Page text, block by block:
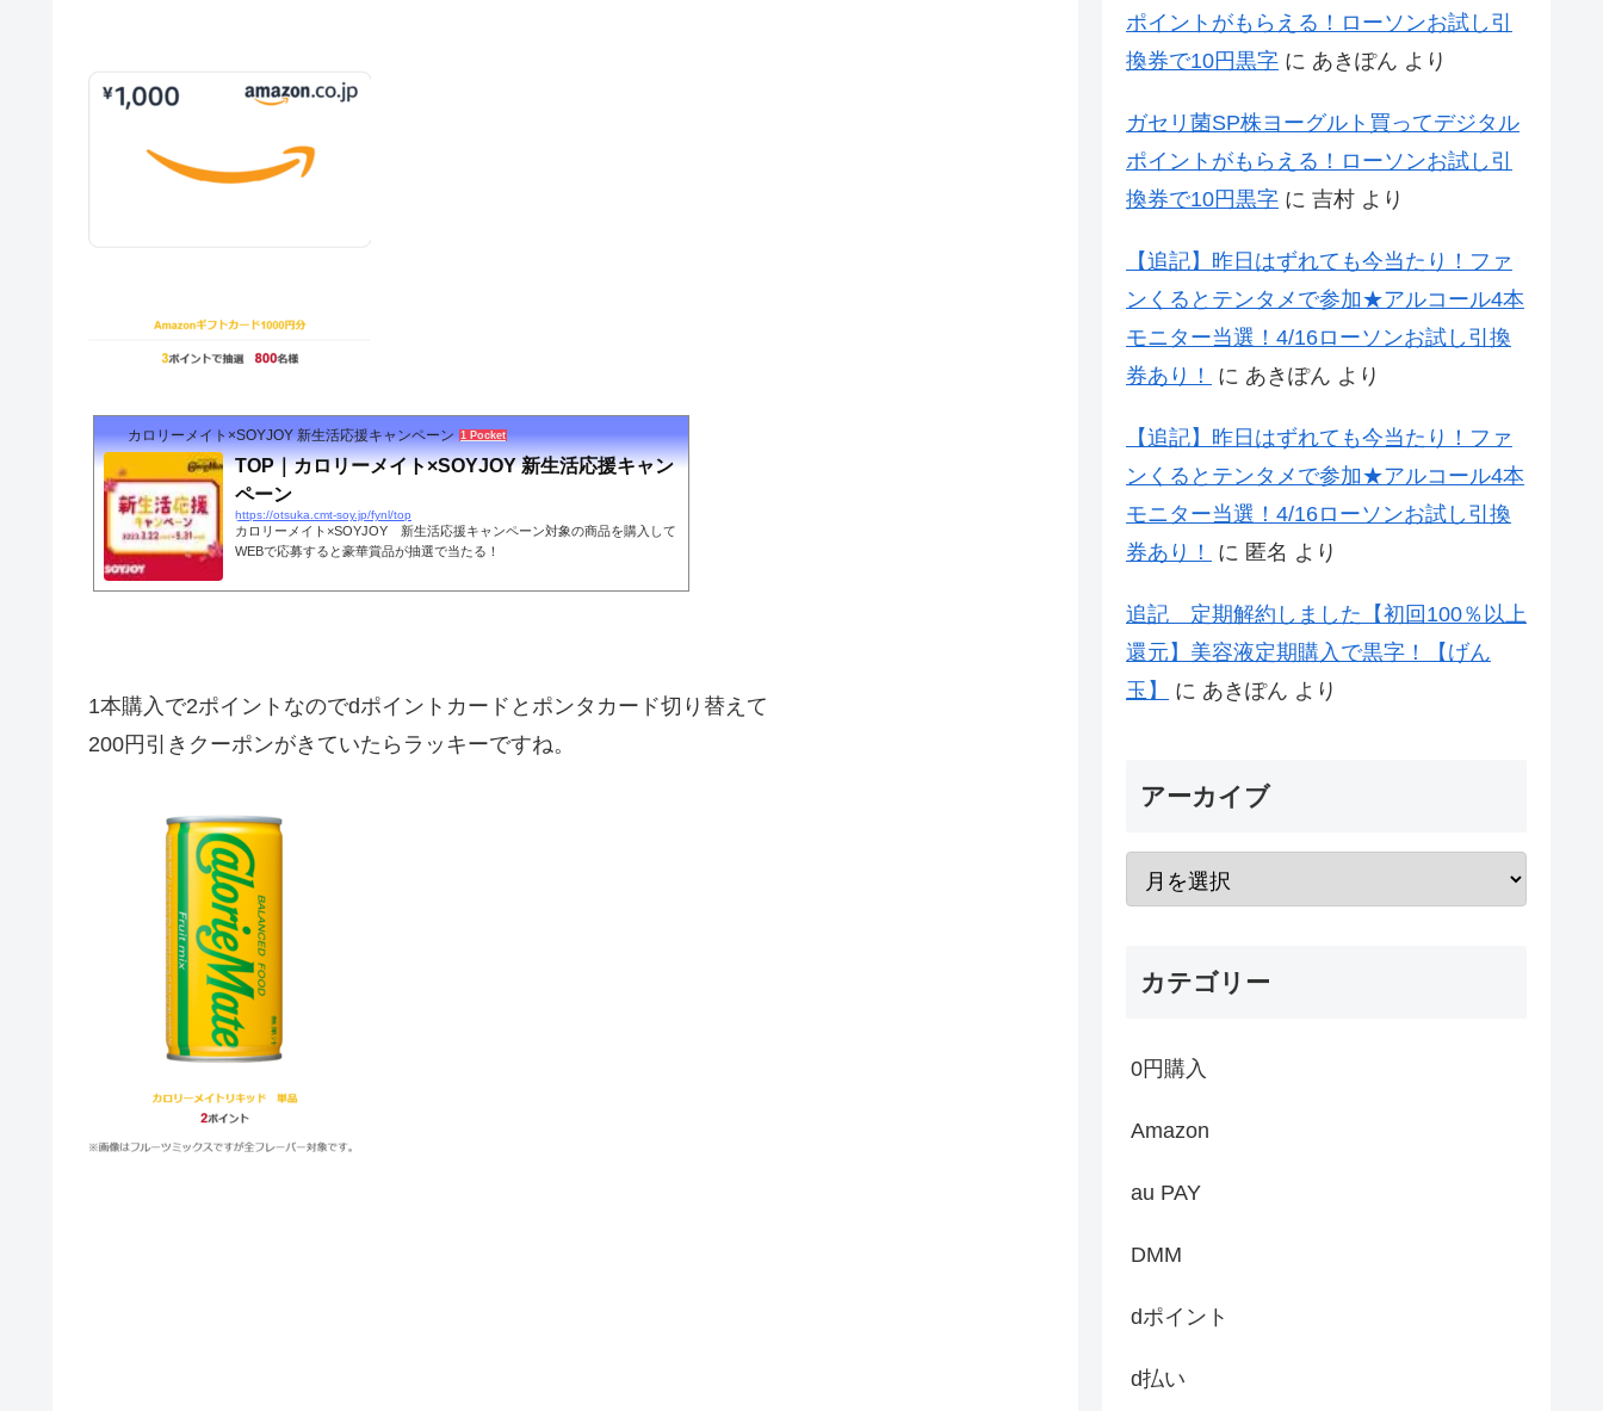
カロリーメイト×SOYJOY 新生活応援キャンペーン 1 Pocket
TOP｜カロリーメイト×SOYJOY 新生活応援キャン
ペーン
https://otsuka.cmt-soy.jp/fynl/top
カロリーメイト×SOYJOY 新生活応援キャンペーン対象の商品を購入して
WEBで応募すると豪華賞品が抽選で当たる！
1本購入で2ポイントなのでdポイントカードとポンタカード切り替えて
200円引きクーポンがきていたらラッキーですね。
ポイントがもらえる！ローソンお試し引
換券で10円黒字 に あきぽん より
ガセリ菌SP株ヨーグルト買ってデジタル
ポイントがもらえる！ローソンお試し引
換券で10円黒字 に 吉村 より
【追記】昨日はずれても今当たり！ファ
ンくるとテンタメで参加★アルコール4本
モニター当選！4/16ローソンお試し引換
券あり！
に あきぽん より
【追記】昨日はずれても今当たり！ファ
ンくるとテンタメで参加★アルコール4本
モニター当選！4/16ローソンお試し引換
券あり！
に 匿名 より
追記 定期解約しました【初回100％以上
還元】美容液定期購入で黒字！【げん
玉】
に あきぽん より
アーカイブ
カテゴリー
0円購入
Amazon
au PAY
DMM
dポイント
d払い